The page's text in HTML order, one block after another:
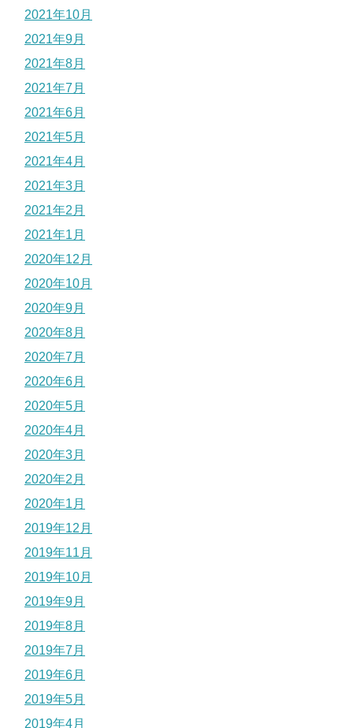
2021年10月
2021年9月
2021年8月
2021年7月
2021年6月
2021年5月
2021年4月
2021年3月
2021年2月
2021年1月
2020年12月
2020年10月
2020年9月
2020年8月
2020年7月
2020年6月
2020年5月
2020年4月
2020年3月
2020年2月
2020年1月
2019年12月
2019年11月
2019年10月
2019年9月
2019年8月
2019年7月
2019年6月
2019年5月
2019年4月